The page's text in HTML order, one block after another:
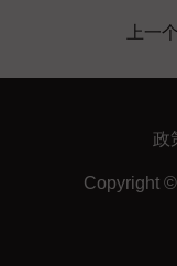
上一个
政
Copyright